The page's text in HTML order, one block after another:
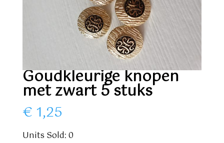
Goudkleurige knopen
met zwart 5 stuks
€ 1,25
Units Sold: 0